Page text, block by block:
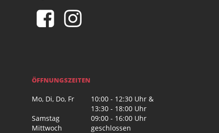
ÖFFNUNGSZEITEN
Mo, Di, Do, Fr
10:00 - 12:30 Uhr &
13:30 - 18:00 Uhr
Samstag
09:00 - 16:00 Uhr
Mittwoch
geschlossen